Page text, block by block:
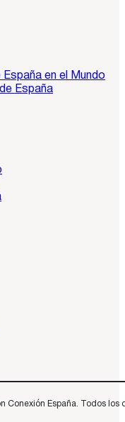
en el Mundo
España
Conexión España. Todos los